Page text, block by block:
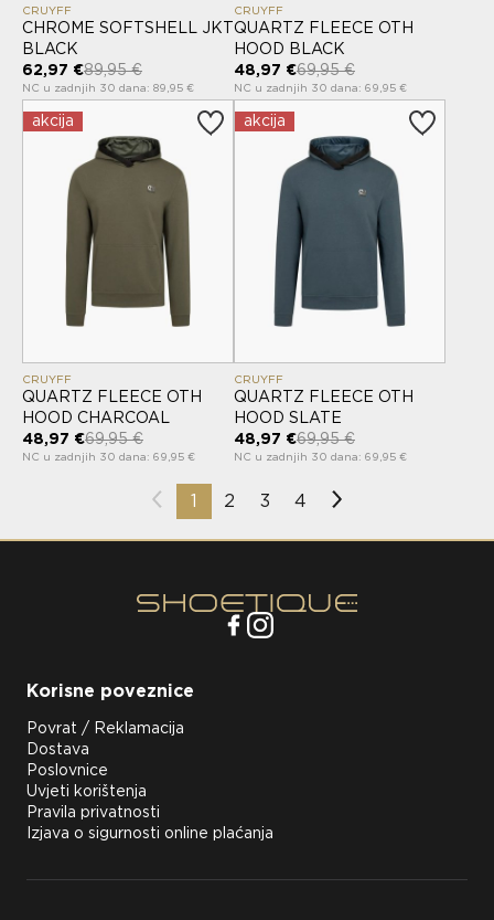
CRUYFF
CHROME SOFTSHELL JKT
BLACK
62,97 €89,95 €
NC u zadnjih 30 dana: 89,95 €
CRUYFF
QUARTZ FLEECE OTH
HOOD BLACK
48,97 €69,95 €
NC u zadnjih 30 dana: 69,95 €
akcija
CRUYFF
QUARTZ FLEECE OTH
HOOD CHARCOAL
48,97 €69,95 €
NC u zadnjih 30 dana: 69,95 €
akcija
CRUYFF
QUARTZ FLEECE OTH
HOOD SLATE
48,97 €69,95 €
NC u zadnjih 30 dana: 69,95 €
1 2 3 4
Korisne poveznice
Povrat / Reklamacija
Dostava
Poslovnice
Uvjeti korištenja
Pravila privatnosti
Izjava o sigurnosti online plaćanja